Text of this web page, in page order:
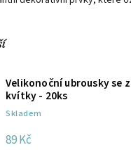
Velikonoční ubrousky se
kvítky - 20ks
Skladem
89 Kč